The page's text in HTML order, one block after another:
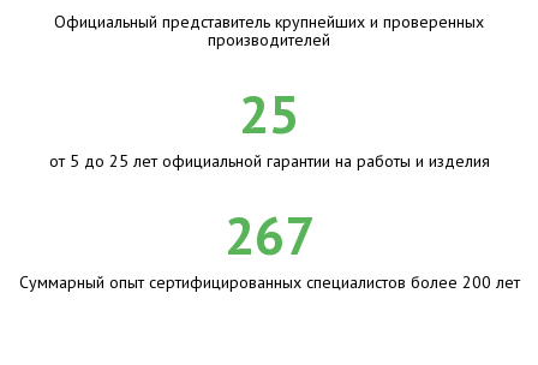
Официальный представитель крупнейших и проверенных
производителей
25
от 5 до 25 лет официальной гарантии на работы и изделия
267
Суммарный опыт сертифицированных специалистов более 200 лет